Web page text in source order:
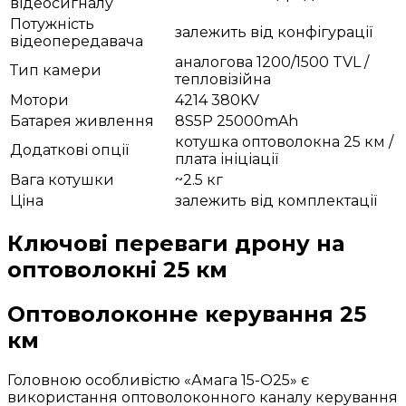
відеосигналу
Потужність
відеопередавача
залежить від конфігурації
Тип камери
аналогова 1200/1500 TVL /
тепловізійна
Мотори
4214 380KV
Батарея живлення
8S5P 25000mAh
Додаткові опції
котушка оптоволокна 25 км /
плата ініціації
Вага котушки
~2.5 кг
Ціна
залежить від комплектації
Ключові переваги дрону на
оптоволокні 25 км
Оптоволоконне керування 25
км
Головною особливістю «Амага 15-О25» є
використання оптоволоконного каналу керування